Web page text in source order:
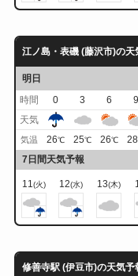
江ノ島・表磯 (藤沢市)の天
明日
時間
0 3 6 9
天気
気温 26℃ 25℃ 26℃ 28
7日間天気予報
11(火) 12(水) 13(木)
修善寺駅 (伊豆市)の天気予